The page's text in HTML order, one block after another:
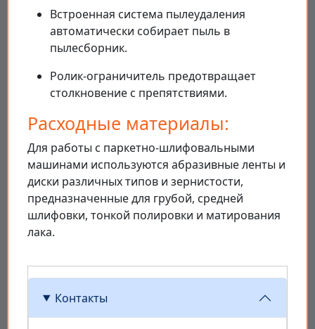
Встроенная система пылеудаления
автоматически собирает пыль в
пылесборник.
Ролик-ограничитель предотвращает
столкновение с препятствиями.
Расходные материалы:
Для работы с паркетно-шлифовальными
машинами используются абразивные ленты и
диски различных типов и зернистости,
предназначенные для грубой, средней
шлифовки, тонкой полировки и матирования
лака.
Контакты